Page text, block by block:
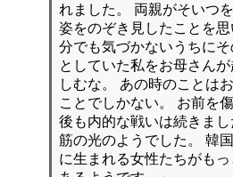
れました。 両親がそいつ
姿をのぞき見したことを
分でも気づかないうちに
としていた私をお母さん
しむな。 あの時のことは
ことでしかない。 お前を
後も内的な戦いは続きま
筋の光のようでした。 韓
に生まれる女性たちがも